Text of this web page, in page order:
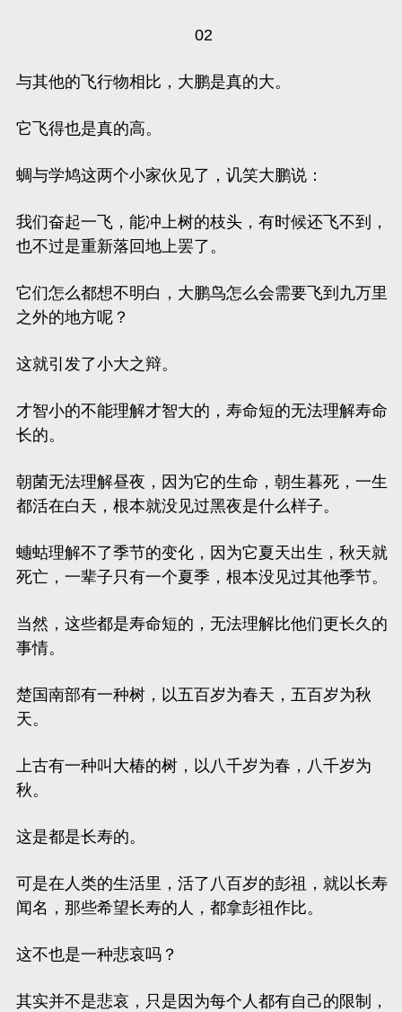
02
与其他的飞行物相比，大鹏是真的大。
它飞得也是真的高。
蜩与学鸠这两个小家伙见了，讥笑大鹏说：
我们奋起一飞，能冲上树的枝头，有时候还飞不到，
也不过是重新落回地上罢了。
它们怎么都想不明白，大鹏鸟怎么会需要飞到九万里
之外的地方呢？
这就引发了小大之辩。
才智小的不能理解才智大的，寿命短的无法理解寿命
长的。
朝菌无法理解昼夜，因为它的生命，朝生暮死，一生
都活在白天，根本就没见过黑夜是什么样子。
蟪蛄理解不了季节的变化，因为它夏天出生，秋天就
死亡，一辈子只有一个夏季，根本没见过其他季节。
当然，这些都是寿命短的，无法理解比他们更长久的
事情。
楚国南部有一种树，以五百岁为春天，五百岁为秋
天。
上古有一种叫大椿的树，以八千岁为春，八千岁为
秋。
这是都是长寿的。
可是在人类的生活里，活了八百岁的彭祖，就以长寿
闻名，那些希望长寿的人，都拿彭祖作比。
这不也是一种悲哀吗？
其实并不是悲哀，只是因为每个人都有自己的限制，